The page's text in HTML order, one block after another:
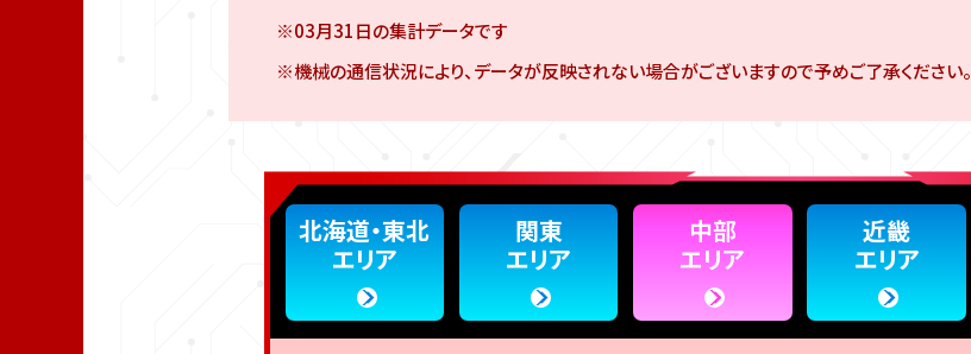
※03月31日の集計データです
※機械の通信状況により、データが反映されない場合がございますので予めご了承ください。
北海道・東北
エリア
関東
エリア
中部
エリア
近畿
エリア